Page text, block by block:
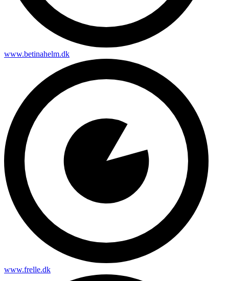
www.betinahelm.dk
www.frelle.dk